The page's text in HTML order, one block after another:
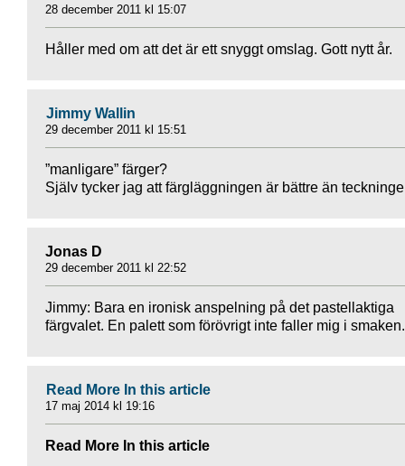
28 december 2011 kl 15:07
Håller med om att det är ett snyggt omslag. Gott nytt år.
Jimmy Wallin
29 december 2011 kl 15:51
”manligare” färger?
Själv tycker jag att färgläggningen är bättre än
Jonas D
29 december 2011 kl 22:52
Jimmy: Bara en ironisk anspelning på det pastellaktiga
färgvalet. En palett som förövrigt inte faller mig i smaken.
Read More In this article
17 maj 2014 kl 19:16
Read More In this article